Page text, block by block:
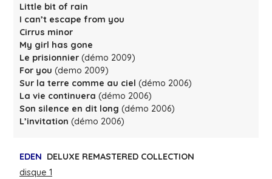
Little bit of rain
I can’t escape from you
Cirrus minor
My girl has gone
Le prisionnier (démo 2009)
For you (demo 2009)
Sur la terre comme au ciel (démo 2006)
La vie continuera (démo 2006)
Son silence en dit long (démo 2006)
L’invitation (démo 2006)
EDEN DELUXE REMASTERED COLLECTION
disque 1